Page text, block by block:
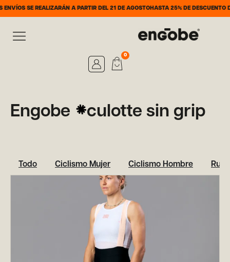
SE REALIZARÁN A PARTIR DEL 21 DE AGOSTOHASTA 25% DE DESCUENTO
0
Engobe culotte sin grip
Todo Ciclismo Mujer Ciclismo Hombre